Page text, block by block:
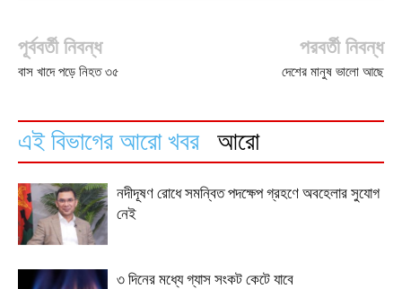
পূর্ববর্তী নিবন্ধ
বাস খাদে পড়ে নিহত ৩৫
পরবর্তী নিবন্ধ
দেশের মানুষ ভালো আছে
এই বিভাগের আরো খবর আরো
নদীদূষণ রোধে সমন্বিত পদক্ষেপ গ্রহণে অবহেলার সুযোগ
নেই
৩ দিনের মধ্যে গ্যাস সংকট কেটে যাবে